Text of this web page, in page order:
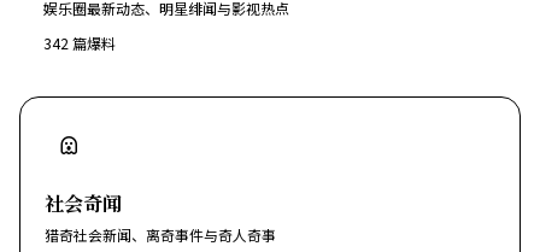
娱乐圈最新动态、明星绯闻与影视热点
342 篇爆料
社会奇闻
猎奇社会新闻、离奇事件与奇人奇事